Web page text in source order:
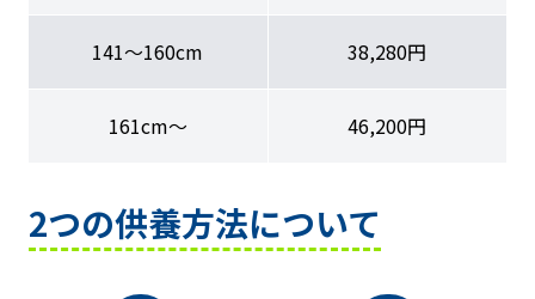
141〜160cm 38,280円
161cm〜 46,200円
2つの供養方法について